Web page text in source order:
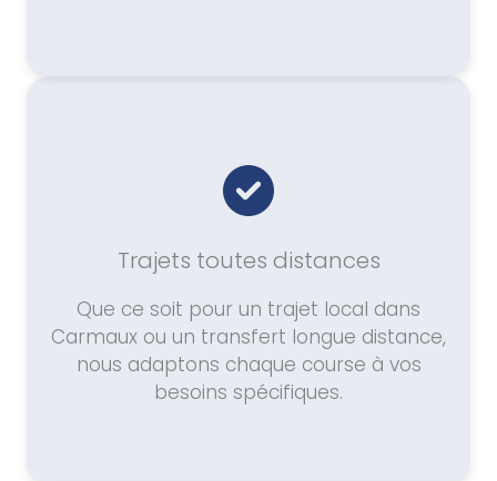
Trajets toutes distances
Que ce soit pour un trajet local dans
Carmaux ou un transfert longue distance,
nous adaptons chaque course à vos
besoins spécifiques.